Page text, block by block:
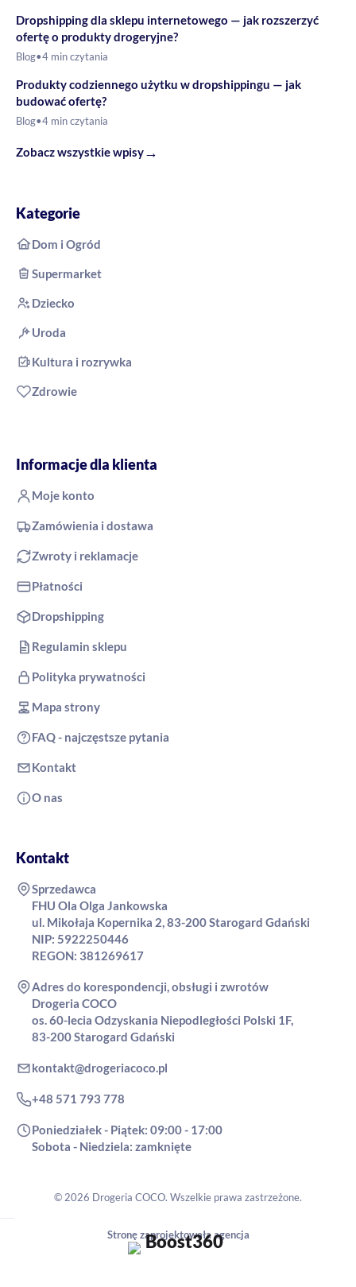
Dropshipping dla sklepu internetowego — jak rozszerzyć
ofertę o produkty drogeryjne?
Blog•4 min czytania
Produkty codziennego użytku w dropshippingu — jak
budować ofertę?
Blog•4 min czytania
Zobacz wszystkie wpisy→
Kategorie
Dom i Ogród
Supermarket
Dziecko
Uroda
Kultura i rozrywka
Zdrowie
Informacje dla klienta
Moje konto
Zamówienia i dostawa
Zwroty i reklamacje
Płatności
Dropshipping
Regulamin sklepu
Polityka prywatności
Mapa strony
FAQ - najczęstsze pytania
Kontakt
O nas
Kontakt
Sprzedawca
FHU Ola Olga Jankowska
ul. Mikołaja Kopernika 2, 83-200 Starogard Gdański
NIP: 5922250446
REGON: 381269617
Adres do korespondencji, obsługi i zwrotów
Drogeria COCO
os. 60-lecia Odzyskania Niepodległości Polski 1F,
83-200 Starogard Gdański
kontakt@drogeriacoco.pl
+48 571 793 778
Poniedziałek - Piątek: 09:00 - 17:00
Sobota - Niedziela: zamknięte
© 2026 Drogeria COCO. Wszelkie prawa zastrzeżone.
Stronę zaprojektowała agencja